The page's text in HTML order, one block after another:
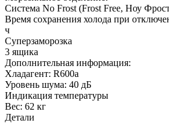
Система No Frost (Frost Free, Ноу
Время сохранения холода при
ч
Суперзаморозка
3 ящика
Дополнительная информация:
Хладагент: R600a
Уровень шума: 40 дБ
Индикация температуры
Вес: 62 кг
Детали